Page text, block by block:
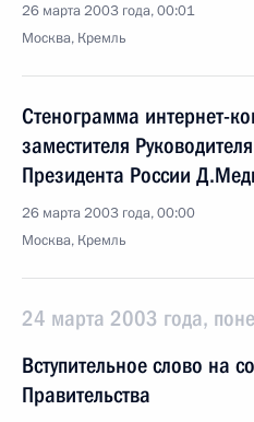
26 марта 2003 года, 00:01
Москва, Кремль
Стенограмма интернет-
заместителя
Президента России
26 марта 2003 года, 00:00
Москва, Кремль
24 марта 2003 года,
Вступительное слово на
Правительства